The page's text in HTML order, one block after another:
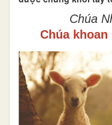
Chúa
Chúa